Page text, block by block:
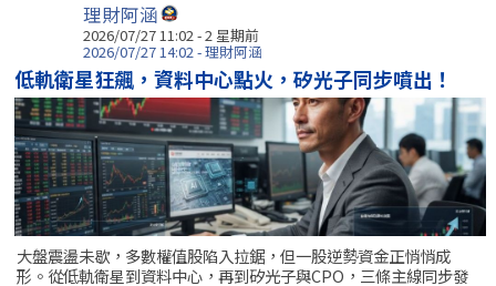
理財阿涵
2026/07/27 11:02 - 2 星期前
2026/07/27 14:02 - 理財阿涵
低軌衛星狂飆，資料中心點火，矽光子同步噴出！
大盤震盪未歇，多數權值股陷入拉鋸，但一股逆勢資金正悄悄成
形。從低軌衛星到資料中心，再到矽光子與CPO，三條主線同步發